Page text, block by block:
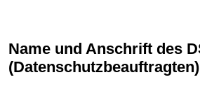
Name und Anschrift des DSB
(Datenschutzbeauftragten)